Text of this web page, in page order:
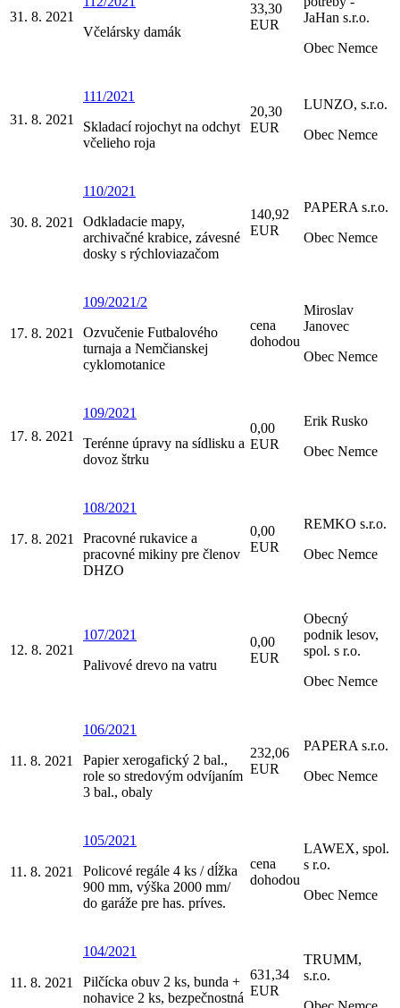
31. 8. 2021
Včelársky damák
33,30
EUR
JaHan s.r.o.
Obec Nemce
31. 8. 2021
111/2021
Skladací rojochyt na odchyt
včelieho roja
20,30
EUR
LUNZO, s.r.o.
Obec Nemce
30. 8. 2021
110/2021
Odkladacie mapy,
archivačné krabice, závesné
dosky s rýchloviazačom
140,92
EUR
PAPERA s.r.o.
Obec Nemce
17. 8. 2021
109/2021/2
Ozvučenie Futbalového
turnaja a Nemčianskej
cyklomotanice
cena
dohodou
Miroslav
Janovec
Obec Nemce
17. 8. 2021
109/2021
Terénne úpravy na sídlisku a
dovoz štrku
0,00
EUR
Erik Rusko
Obec Nemce
17. 8. 2021
108/2021
Pracovné rukavice a
pracovné mikiny pre členov
DHZO
0,00
EUR
REMKO s.r.o.
Obec Nemce
12. 8. 2021
107/2021
Palivové drevo na vatru
0,00
EUR
Obecný
podnik lesov,
spol. s r.o.
Obec Nemce
11. 8. 2021
106/2021
Papier xerogafický 2 bal.,
role so stredovým odvíjaním
3 bal., obaly
232,06
EUR
PAPERA s.r.o.
Obec Nemce
11. 8. 2021
105/2021
Policové regále 4 ks / dĺžka
900 mm, výška 2000 mm/
do garáže pre has. príves.
cena
dohodou
LAWEX, spol.
s r.o.
Obec Nemce
11. 8. 2021
104/2021
Pilčícka obuv 2 ks, bunda +
nohavice 2 ks, bezpečnostná
631,34
EUR
TRUMM,
s.r.o.